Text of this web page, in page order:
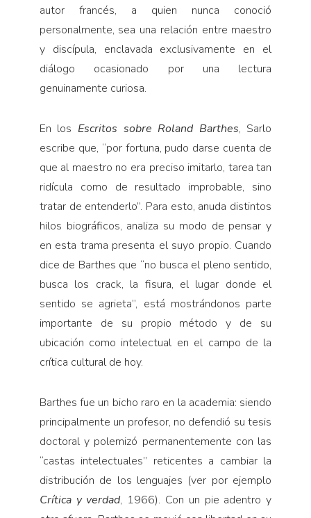
autor francés, a quien nunca conoció
personalmente, sea una relación entre maestro
y discípula, enclavada exclusivamente en el
diálogo ocasionado por una lectura
genuinamente curiosa.
En los Escritos sobre Roland Barthes, Sarlo
escribe que, “por fortuna, pudo darse cuenta de
que al maestro no era preciso imitarlo, tarea tan
ridícula como de resultado improbable, sino
tratar de entenderlo”. Para esto, anuda distintos
hilos biográficos, analiza su modo de pensar y
en esta trama presenta el suyo propio. Cuando
dice de Barthes que “no busca el pleno sentido,
busca los crack, la fisura, el lugar donde el
sentido se agrieta”, está mostrándonos parte
importante de su propio método y de su
ubicación como intelectual en el campo de la
crítica cultural de hoy.
Barthes fue un bicho raro en la academia: siendo
principalmente un profesor, no defendió su tesis
doctoral y polemizó permanentemente con las
“castas intelectuales” reticentes a cambiar la
distribución de los lenguajes (ver por ejemplo
Crítica y verdad, 1966). Con un pie adentro y